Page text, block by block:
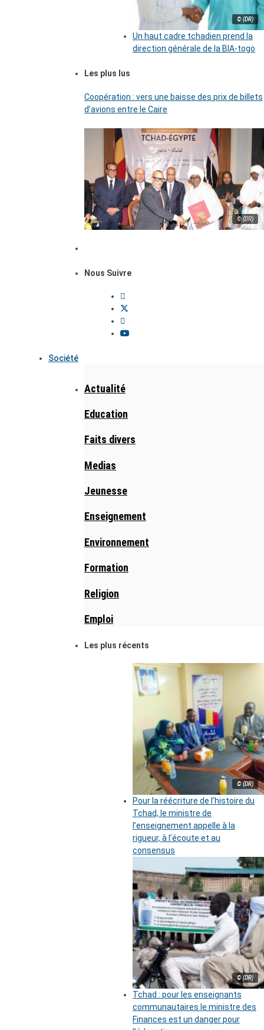
© (DR)
Un haut cadre tchadien prend la
direction générale de la BIA-togo
Les plus lus
Coopération : vers une baisse des prix de billets
d’avions entre le Caire
© (DR)
Nous Suivre
Société
Actualité
Education
Faits divers
Medias
Jeunesse
Enseignement
Environnement
Formation
Religion
Emploi
Les plus récents
© (DR)
Pour la réécriture de l’histoire du
Tchad, le ministre de
l’enseignement appelle à la
rigueur, à l’écoute et au
consensus
© (DR)
Tchad : pour les enseignants
communautaires le ministre des
Finances est un danger pour